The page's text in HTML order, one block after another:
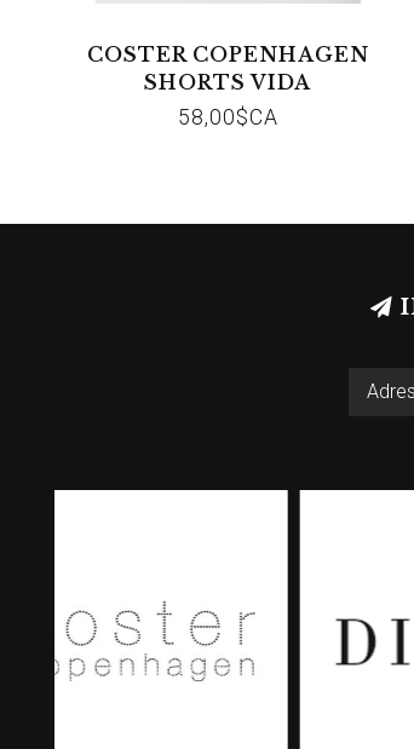
COSTER COPENHAGEN
SHORTS VIDA
58,00$CA